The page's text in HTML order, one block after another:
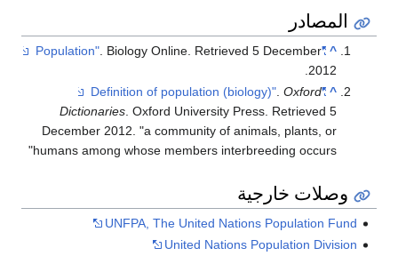
المصادر
^
"Population"
. Biology Online. Retrieved5 December
2012
.
^
"Definition of population (biology)"
.Oxford
Dictionaries . Oxford University Press . Retrieved5
December 2012 . a community of animals, plants, or
humans among whose members interbreeding occurs
وصلات خارجية
UNFPA, The United Nations Population Fund
United Nations Population Division